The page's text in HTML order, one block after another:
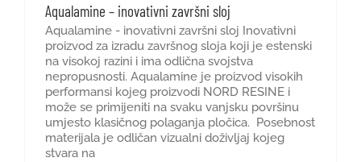
Aqualamine – inovativni završni sloj
Aqualamine - inovativni završni sloj Inovativni
proizvod za izradu završnog sloja koji je estenski
na visokoj razini i ima odlična svojstva
nepropusnosti. Aqualamine je proizvod visokih
performansi kojeg proizvodi NORD RESINE i
može se primijeniti na svaku vanjsku površinu
umjesto klasičnog polaganja pločica. Posebnost
materijala je odličan vizualni doživljaj kojeg
stvara na